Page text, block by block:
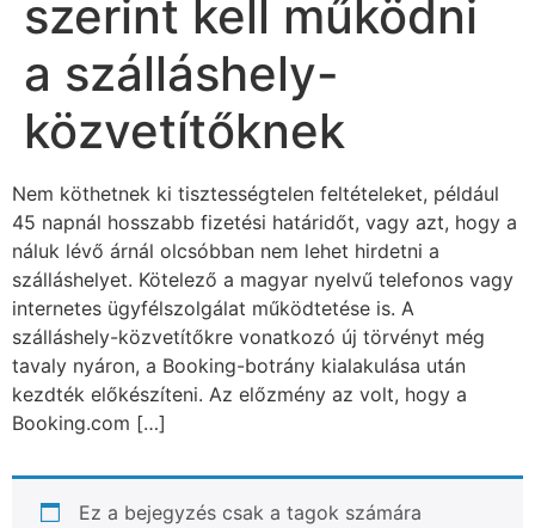
szerint kell működni
a szálláshely-
közvetítőknek
Nem köthetnek ki tisztességtelen feltételeket, például
45 napnál hosszabb fizetési határidőt, vagy azt, hogy a
náluk lévő árnál olcsóbban nem lehet hirdetni a
szálláshelyet. Kötelező a magyar nyelvű telefonos vagy
internetes ügyfélszolgálat működtetése is. A
szálláshely-közvetítőkre vonatkozó új törvényt még
tavaly nyáron, a Booking-botrány kialakulása után
kezdték előkészíteni. Az előzmény az volt, hogy a
Booking.com […]
Ez a bejegyzés csak a tagok számára